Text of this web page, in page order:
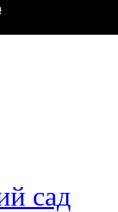
сад